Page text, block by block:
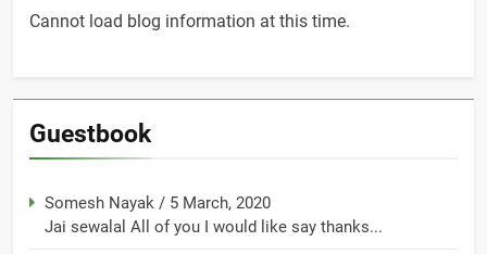
Cannot load blog information at this time.
Guestbook
Somesh Nayak / 5 March, 2020
Jai sewalal All of you I would like say thanks...